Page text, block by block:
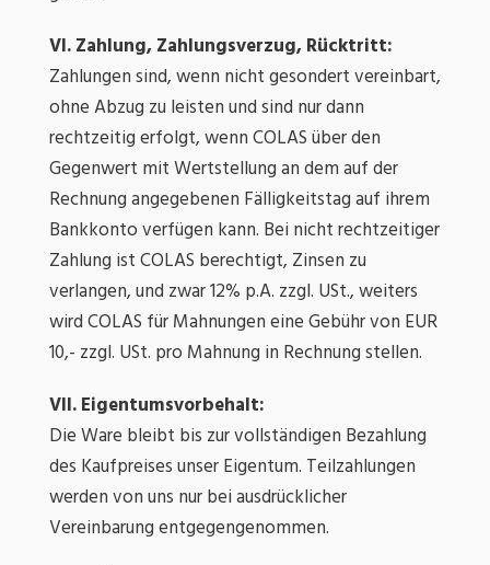
VI. Zahlung, Zahlungsverzug, Rücktritt:
Zahlungen sind, wenn nicht gesondert vereinbart,
ohne Abzug zu leisten und sind nur dann
rechtzeitig erfolgt, wenn COLAS über den
Gegenwert mit Wertstellung an dem auf der
Rechnung angegebenen Fälligkeitstag auf ihrem
Bankkonto verfügen kann. Bei nicht rechtzeitiger
Zahlung ist COLAS berechtigt, Zinsen zu
verlangen, und zwar 12% p.A. zzgl. USt., weiters
wird COLAS für Mahnungen eine Gebühr von EUR
10,- zzgl. USt. pro Mahnung in Rechnung stellen.
VII. Eigentumsvorbehalt:
Die Ware bleibt bis zur vollständigen Bezahlung
des Kaufpreises unser Eigentum. Teilzahlungen
werden von uns nur bei ausdrücklicher
Vereinbarung entgegengenommen.